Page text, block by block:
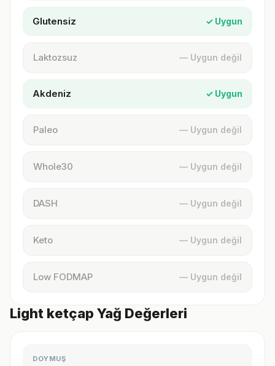
Glutensiz ✓ Uygun
Laktozsuz — Uygun değil
Akdeniz ✓ Uygun
Paleo — Uygun değil
Whole30 — Uygun değil
DASH — Uygun değil
Keto — Uygun değil
Low FODMAP — Uygun değil
Light ketçap Yağ Değerleri
DOYMUŞ